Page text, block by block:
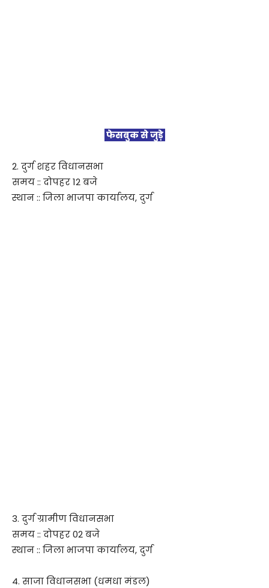
फेसबुक से जुड़े
2. दुर्ग शहर विधानसभा
समय :: दोपहर 12 बजे
स्थान :: जिला भाजपा कार्यालय, दुर्ग
3. दुर्ग ग्रामीण विधानसभा
समय :: दोपहर 02 बजे
स्थान :: जिला भाजपा कार्यालय, दुर्ग
4. साजा विधानसभा (धमधा मंडल)